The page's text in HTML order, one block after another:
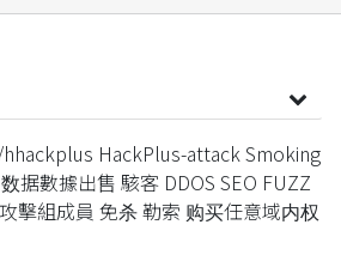
HackPlus-attack Smoking
据數據出售 駭客 DDOS SEO FUZZ
攻擊組成員 免杀 勒索 购买任意域内权